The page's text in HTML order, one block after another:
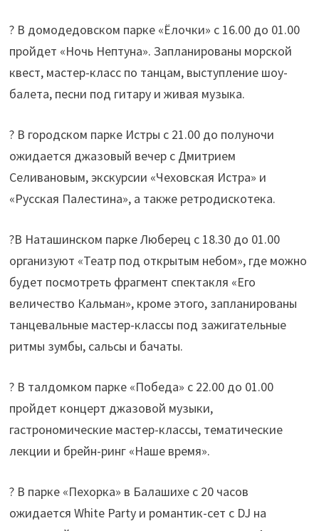
? В домодедовском парке «Ёлочки» с 16.00 до 01.00
пройдет «Ночь Нептуна». Запланированы морской
квест, мастер-класс по танцам, выступление шоу-
балета, песни под гитару и живая музыка.
? В городском парке Истры с 21.00 до полуночи
ожидается джазовый вечер с Дмитрием
Селивановым, экскурсии «Чеховская Истра» и
«Русская Палестина», а также ретродискотека.
?В Наташинском парке Люберец с 18.30 до 01.00
организуют «Театр под открытым небом», где можно
будет посмотреть фрагмент спектакля «Его
величество Кальман», кроме этого, запланированы
танцевальные мастер-классы под зажигательные
ритмы зумбы, сальсы и бачаты.
? В талдомком парке «Победа» с 22.00 до 01.00
пройдет концерт джазовой музыки,
гастрономические мастер-классы, тематические
лекции и брейн-ринг «Наше время».
? В парке «Пехорка» в Балашихе с 20 часов
ожидается White Party и романтик-сет с DJ на